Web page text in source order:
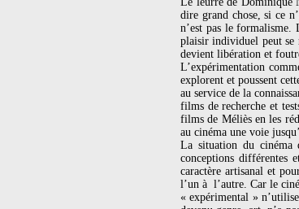
dire grand chose, si ce
n’est pas le
plaisir individuel peut se
devient libération et
L’expérimentation
explorent et poussent
au service de la
films de recherche et
films de Méliès en les
au cinéma une voie
La situation du cinéma
conceptions différentes
caractère artisanal et
l’un à l’autre. Car le
« expérimental »